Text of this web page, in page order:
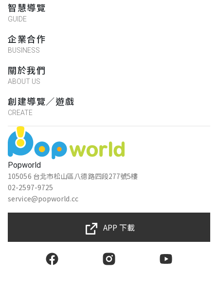
Popworld
105056 台北市松山區八德路四段277號5樓
02-2597-9725
service@popworld.cc
智慧導覽
GUIDE
企業合作
BUSINESS
關於我們
ABOUT US
創建導覽／遊戲
CREATE
APP 下載